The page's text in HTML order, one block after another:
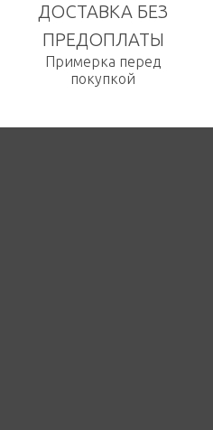
ДОСТАВКА БЕЗ
ПРЕДОПЛАТЫ
Примерка перед
покупкой